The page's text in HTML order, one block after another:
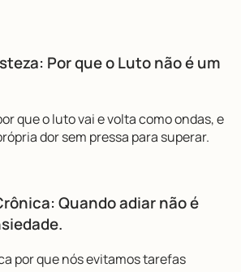
Por que o Luto não é um
que o luto vai e volta como ondas, e
dor sem pressa para superar.
Quando adiar não é
por que nós evitamos tarefas